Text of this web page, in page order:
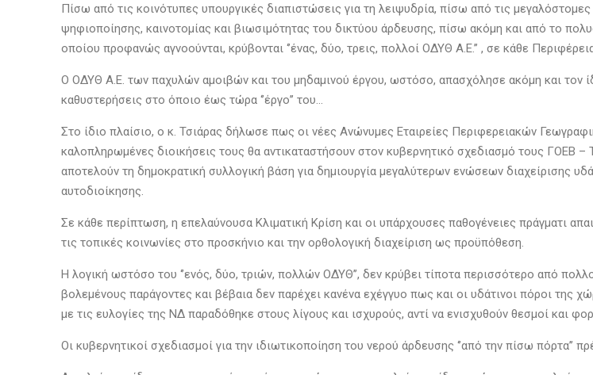
Πίσω από τις κοινότυπες υπουργικές διαπιστώσεις για τη λειψυδρία, πίσω από τις μεγαλόστομες
ψηφιοποίησης, καινοτομίας και βιωσιμότητας του δικτύου άρδευσης, πίσω ακόμη και από το
οποίου προφανώς αγνοούνται, κρύβονται ‘’ένας, δύο, τρεις, πολλοί ΟΔΥΘ Α.Ε.’’ , σε κάθε
Ο ΟΔΥΘ Α.Ε. των παχυλών αμοιβών και του μηδαμινού έργου, ωστόσο, απασχόλησε ακόμη και τον
καθυστερήσεις στο όποιο έως τώρα ‘’έργο’’ του…
Στο ίδιο πλαίσιο, ο κ. Τσιάρας δήλωσε πως οι νέες Ανώνυμες Εταιρείες Περιφερειακών
καλοπληρωμένες διοικήσεις τους θα αντικαταστήσουν στον κυβερνητικό σχεδιασμό τους ΓΟΕΒ
αποτελούν τη δημοκρατική συλλογική βάση για δημιουργία μεγαλύτερων ενώσεων διαχείρισης
αυτοδιοίκησης.
Σε κάθε περίπτωση, η επελαύνουσα Κλιματική Κρίση και οι υπάρχουσες παθογένειες πράγματι
τις τοπικές κοινωνίες στο προσκήνιο και την ορθολογική διαχείριση ως προϋπόθεση.
Η λογική ωστόσο του ‘’ενός, δύο, τριών, πολλών ΟΔΥΘ’’, δεν κρύβει τίποτα περισσότερο από
βολεμένους παράγοντες και βέβαια δεν παρέχει κανένα εχέγγυο πως και οι υδάτινοι πόροι της
με τις ευλογίες της ΝΔ παραδόθηκε στους λίγους και ισχυρούς, αντί να ενισχυθούν θεσμοί και
Οι κυβερνητικοί σχεδιασμοί για την ιδιωτικοποίηση του νερού άρδευσης ‘’από την πίσω πόρτα’’